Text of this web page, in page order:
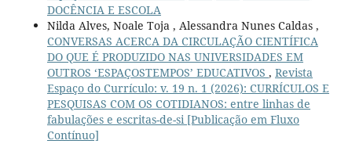
DOCÊNCIA E ESCOLA
Nilda Alves, Noale Toja , Alessandra Nunes Caldas ,
CONVERSAS ACERCA DA CIRCULAÇÃO CIENTÍFICA
DO QUE É PRODUZIDO NAS UNIVERSIDADES EM
OUTROS ‘ESPAÇOSTEMPOS’ EDUCATIVOS , Revista
Espaço do Currículo: v. 19 n. 1 (2026): CURRÍCULOS E
PESQUISAS COM OS COTIDIANOS: entre linhas de
fabulações e escritas-de-si [Publicação em Fluxo
Contínuo]